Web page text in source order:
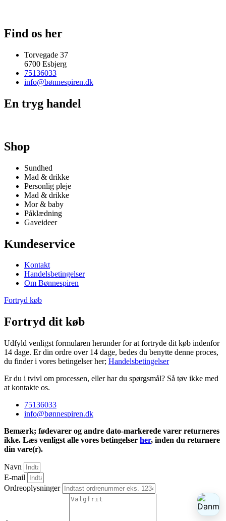
Find os her
Torvegade 37
6700 Esbjerg
75136033
info@bønnespiren.dk
En tryg handel
Shop
Sundhed
Mad & drikke
Personlig pleje
Mad & drikke
Mor & baby
Påklædning
Gaveideer
Kundeservice
Kontakt
Handelsbetingelser
Om Bønnespiren
Fortryd køb
Fortryd dit køb
Udfyld venligst formularen herunder for at fortryde dit køb indenfor
14 dage. Er din ordre over 14 dage, bedes du benytte denne proces,
du finder i vores betingelser her; Handelsbetingelser
Er du i tvivl om processen, eller har du spørgsmål? Så tøv ikke med
at kontakte os.
75136033
info@bønnespiren.dk
Bemærk; fødevarer og andre dato-markerede varer returneres
ikke. Læs venligst alle vores betingelser her, inden du returnere
din vare(r).
Navn
E-mail
Ordreoplysninger